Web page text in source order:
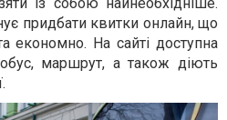
придбати квитки онлайн, що
економно. На сайті доступна
маршрут, а також діють